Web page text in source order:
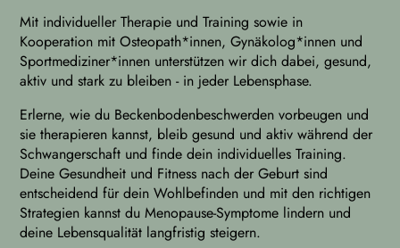
Mit individueller Therapie und Training sowie in
Kooperation mit Osteopath*innen, Gynäkolog*innen und
Sportmediziner*innen unterstützen wir dich dabei, gesund,
aktiv und stark zu bleiben - in jeder Lebensphase.
Erlerne, wie du Beckenbodenbeschwerden vorbeugen und
sie therapieren kannst, bleib gesund und aktiv während der
Schwangerschaft und finde dein individuelles Training.
Deine Gesundheit und Fitness nach der Geburt sind
entscheidend für dein Wohlbefinden und mit den richtigen
Strategien kannst du Menopause-Symptome lindern und
deine Lebensqualität langfristig steigern.